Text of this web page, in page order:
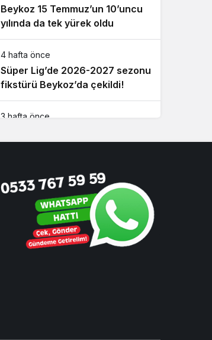
Beykoz 15 Temmuz’un 10’uncu
yılında da tek yürek oldu
4 hafta önce
Süper Lig’de 2026-2027 sezonu
fikstürü Beykoz’da çekildi!
3 hafta önce
4 hafta önce
Beykoz’un sevilen ismi İsmet
Acar vefat etti